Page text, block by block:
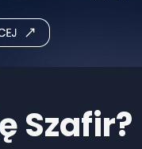
Szafir?